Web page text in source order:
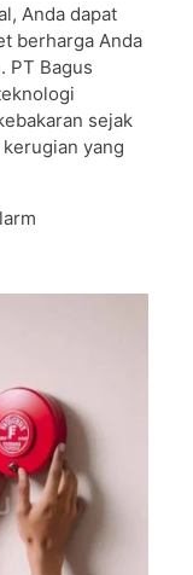
Anda dapat
berharga Anda
PT Bagus
sejak
yang